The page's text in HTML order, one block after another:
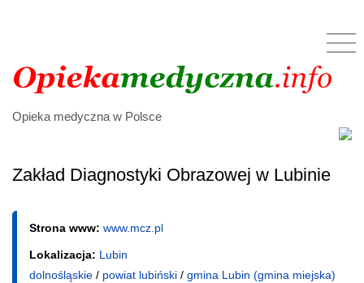
Opieka medyczna w Polsce
Zakład Diagnostyki Obrazowej w Lubinie
Strona www: www.mcz.pl
Lokalizacja: Lubin
dolnośląskie / powiat lubiński / gmina Lubin (gmina miejska)